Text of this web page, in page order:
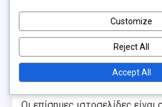
Αξιολόγηση
ιστοσελίδων για
Οι επίσημες ιστοσελίδες είναι
Customize
Reject All
Accept All